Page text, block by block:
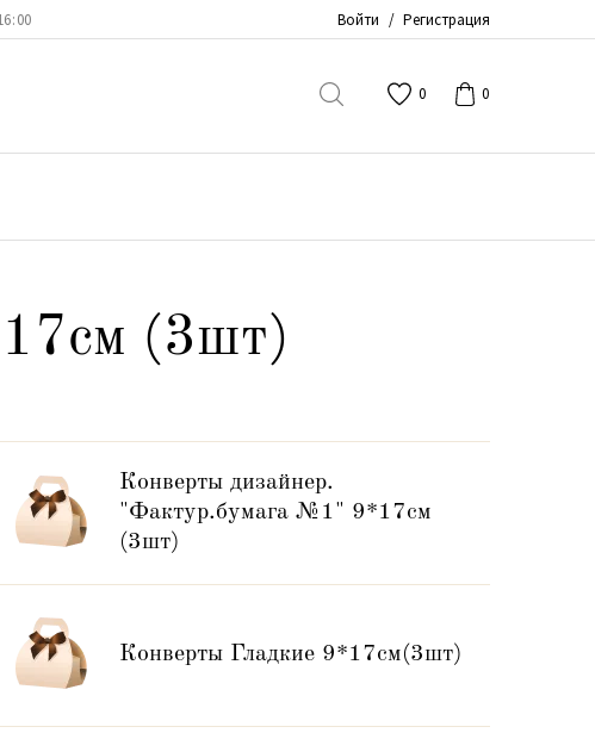
Войти / Регистрация
0 0
(3шт)
Конверты дизайнер.
"Фактур.бумага №1" 9*17см
(3шт)
Конверты Гладкие 9*17см(3шт)